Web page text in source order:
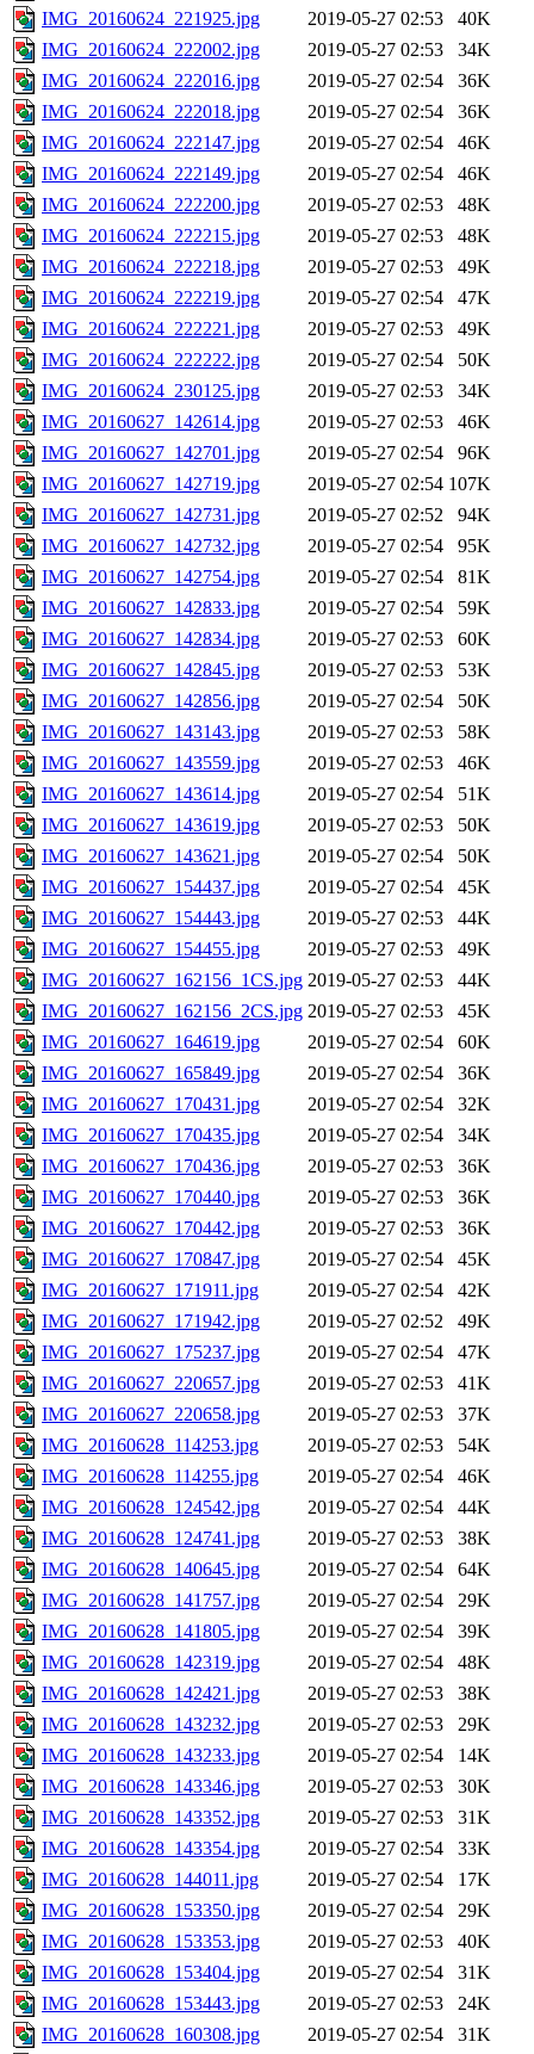
IMG_20160624_221925.jpg
2019-05-27 02:53
40K
IMG_20160624_222002.jpg
2019-05-27 02:53
34K
IMG_20160624_222016.jpg
2019-05-27 02:54
36K
IMG_20160624_222018.jpg
2019-05-27 02:54
36K
IMG_20160624_222147.jpg
2019-05-27 02:54
46K
IMG_20160624_222149.jpg
2019-05-27 02:54
46K
IMG_20160624_222200.jpg
2019-05-27 02:53
48K
IMG_20160624_222215.jpg
2019-05-27 02:53
48K
IMG_20160624_222218.jpg
2019-05-27 02:53
49K
IMG_20160624_222219.jpg
2019-05-27 02:54
47K
IMG_20160624_222221.jpg
2019-05-27 02:53
49K
IMG_20160624_222222.jpg
2019-05-27 02:54
50K
IMG_20160624_230125.jpg
2019-05-27 02:53
34K
IMG_20160627_142614.jpg
2019-05-27 02:53
46K
IMG_20160627_142701.jpg
2019-05-27 02:54
96K
IMG_20160627_142719.jpg
2019-05-27 02:54 107K
IMG_20160627_142731.jpg
2019-05-27 02:52
94K
IMG_20160627_142732.jpg
2019-05-27 02:54
95K
IMG_20160627_142754.jpg
2019-05-27 02:54
81K
IMG_20160627_142833.jpg
2019-05-27 02:54
59K
IMG_20160627_142834.jpg
2019-05-27 02:53
60K
IMG_20160627_142845.jpg
2019-05-27 02:53
53K
IMG_20160627_142856.jpg
2019-05-27 02:54
50K
IMG_20160627_143143.jpg
2019-05-27 02:53
58K
IMG_20160627_143559.jpg
2019-05-27 02:53
46K
IMG_20160627_143614.jpg
2019-05-27 02:54
51K
IMG_20160627_143619.jpg
2019-05-27 02:53
50K
IMG_20160627_143621.jpg
2019-05-27 02:54
50K
IMG_20160627_154437.jpg
2019-05-27 02:54
45K
IMG_20160627_154443.jpg
2019-05-27 02:53
44K
IMG_20160627_154455.jpg
2019-05-27 02:53
49K
IMG_20160627_162156_1CS.jpg 2019-05-27 02:53
44K
IMG_20160627_162156_2CS.jpg 2019-05-27 02:53
45K
IMG_20160627_164619.jpg
2019-05-27 02:54
60K
IMG_20160627_165849.jpg
2019-05-27 02:54
36K
IMG_20160627_170431.jpg
2019-05-27 02:54
32K
IMG_20160627_170435.jpg
2019-05-27 02:54
34K
IMG_20160627_170436.jpg
2019-05-27 02:53
36K
IMG_20160627_170440.jpg
2019-05-27 02:53
36K
IMG_20160627_170442.jpg
2019-05-27 02:53
36K
IMG_20160627_170847.jpg
2019-05-27 02:54
45K
IMG_20160627_171911.jpg
2019-05-27 02:54
42K
IMG_20160627_171942.jpg
2019-05-27 02:52
49K
IMG_20160627_175237.jpg
2019-05-27 02:54
47K
IMG_20160627_220657.jpg
2019-05-27 02:53
41K
IMG_20160627_220658.jpg
2019-05-27 02:53
37K
IMG_20160628_114253.jpg
2019-05-27 02:53
54K
IMG_20160628_114255.jpg
2019-05-27 02:54
46K
IMG_20160628_124542.jpg
2019-05-27 02:54
44K
IMG_20160628_124741.jpg
2019-05-27 02:53
38K
IMG_20160628_140645.jpg
2019-05-27 02:54
64K
IMG_20160628_141757.jpg
2019-05-27 02:54
29K
IMG_20160628_141805.jpg
2019-05-27 02:54
39K
IMG_20160628_142319.jpg
2019-05-27 02:54
48K
IMG_20160628_142421.jpg
2019-05-27 02:53
38K
IMG_20160628_143232.jpg
2019-05-27 02:53
29K
IMG_20160628_143233.jpg
2019-05-27 02:54
14K
IMG_20160628_143346.jpg
2019-05-27 02:53
30K
IMG_20160628_143352.jpg
2019-05-27 02:53
31K
IMG_20160628_143354.jpg
2019-05-27 02:54
33K
IMG_20160628_144011.jpg
2019-05-27 02:54
17K
IMG_20160628_153350.jpg
2019-05-27 02:54
29K
IMG_20160628_153353.jpg
2019-05-27 02:53
40K
IMG_20160628_153404.jpg
2019-05-27 02:54
31K
IMG_20160628_153443.jpg
2019-05-27 02:53
24K
IMG_20160628_160308.jpg
2019-05-27 02:54
31K